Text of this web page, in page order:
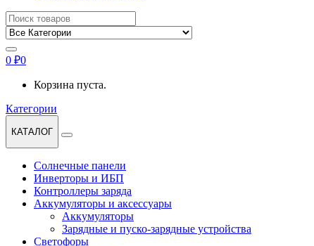
Найти:
0 ₽0
Корзина пуста.
Категории
КАТАЛОГ
Солнечные панели
Инверторы и ИБП
Контроллеры заряда
Аккумуляторы и аксессуары
Аккумуляторы
Зарядные и пуско-зарядные устройства
Светофоры